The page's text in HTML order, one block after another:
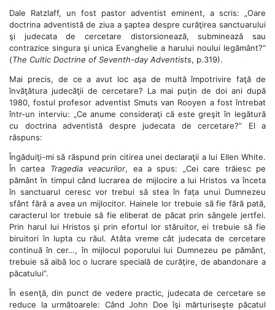
Dale Ratzlaff, un fost pastor adventist eminent, a scris: „Oare
doctrina adventistă de ziua a şaptea despre curăţirea sanctuarului
şi judecata de cercetare distorsionează, subminează sau
contrazice singura şi unica Evanghelie a harului noului legământ?”
(The Cultic Doctrine of Seventh-day Adventists, p.319).
Mai precis, de ce a avut loc aşa de multă împotrivire faţă de
învăţătura judecăţii de cercetare? La mai puţin de doi ani după
1980, fostul profesor adventist Smuts van Rooyen a fost întrebat
într-un interviu: „Ce anume consideraţi că este greşit în legătură
cu doctrina adventistă despre judecata de cercetare?” El a
răspuns:
Îngăduiţi-mi să răspund prin citirea unei declaraţii a lui Ellen White.
În cartea Tragedia veacurilor, ea a spus: „Cei care trăiesc pe
pământ în timpul când lucrarea de mijlocire a lui Hristos va înceta
în sanctuarul ceresc vor trebui să stea în faţa unui Dumnezeu
sfânt fără a avea un mijlocitor. Hainele lor trebuie să fie fără pată,
caracterul lor trebuie să fie eliberat de păcat prin sângele jertfei.
Prin harul lui Hristos şi prin efortul lor stăruitor, ei trebuie să fie
biruitori în lupta cu răul. Atâta vreme cât judecata de cercetare
continuă în cer…, în mijlocul poporului lui Dumnezeu pe pământ,
trebuie să aibă loc o lucrare specială de curăţire, de abandonare a
păcatului”.
În esenţă, din punct de vedere practic, judecata de cercetare se
reduce la următoarele: Când John Doe îşi mărturiseşte păcatul